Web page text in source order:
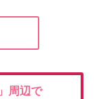
」周辺で